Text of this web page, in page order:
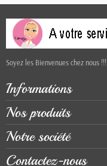
Soyez les Bienvenues chez nous !!!
Informations
Nos produits
Notre société
Contactez-nous